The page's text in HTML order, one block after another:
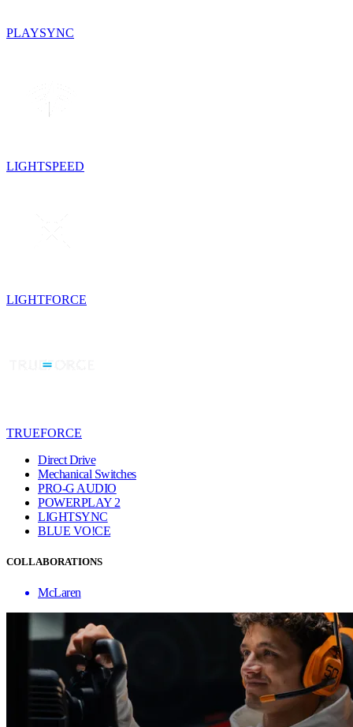
PLAYSYNC
LIGHTSPEED
LIGHTFORCE
TRUEFORCE
Direct Drive
Mechanical Switches
PRO-G AUDIO
POWERPLAY 2
LIGHTSYNC
BLUE VO!CE
COLLABORATIONS
McLaren